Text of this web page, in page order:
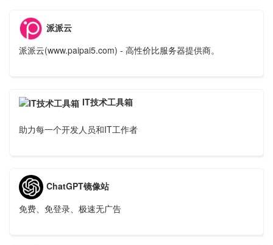
派派云
派派云(www.paipai5.com) - 高性价比服务器提供商。
IT技术工具箱
助力每一个开发人员和IT工作者
ChatGPT镜像站
免费、免登录、极速无广告